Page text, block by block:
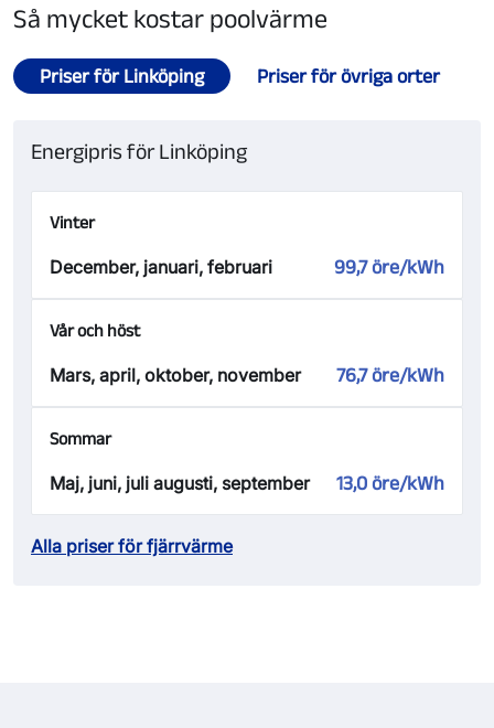
Så mycket kostar poolvärme
Priser för Linköping Priser för övriga orter
Energipris för Linköping
Vinter
December, januari, februari 99,7 öre/kWh
Vår och höst
Mars, april, oktober, november 76,7 öre/kWh
Sommar
Maj, juni, juli augusti, september 13,0 öre/kWh
Alla priser för fjärrvärme